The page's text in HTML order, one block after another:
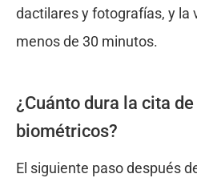
dactilares y fotografías, y la
menos de 30 minutos.
¿Cuánto dura la cita
biométricos?
El siguiente paso después